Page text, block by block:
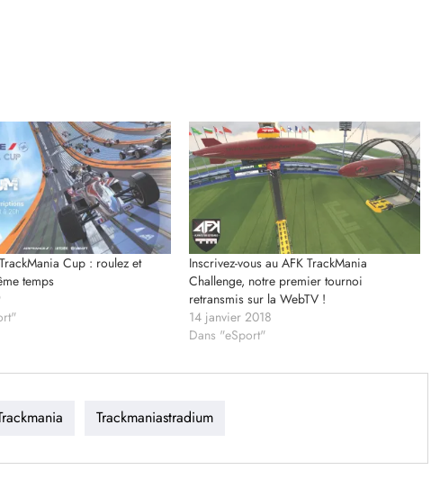
Cup : roulez et
temps
Inscrivez-vous au AFK TrackMania
Challenge, notre premier tournoi
retransmis sur la WebTV !
14 janvier 2018
Dans "eSport"
Trackmaniastradium